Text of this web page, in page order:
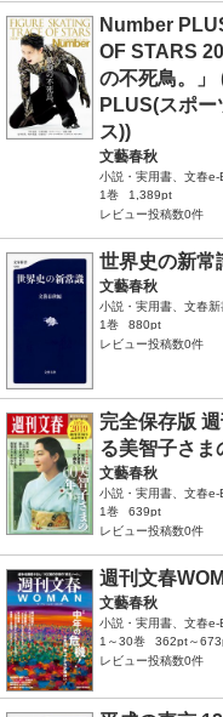
Number
OF STARS
の不死鳥。
PLUS(スポー
ス))
文藝春秋
小説・実用書、文春e-
1巻
1,389pt
レビュー投稿数0件
世界史の新常
文藝春秋
小説・実用書、文春新
1巻
880pt
レビュー投稿数0件
完全保存版
る美智子さま
文藝春秋
小説・実用書、文春e-
1巻
639pt
レビュー投稿数0件
週刊文春
文藝春秋
小説・実用書、文春e-
1～30巻
362pt～
レビュー投稿数0件